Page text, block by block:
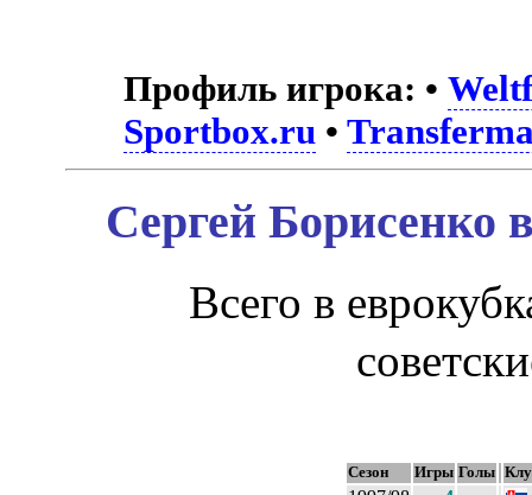
Профиль игрока: •
Sportbox.ru •
Сергей Борисенко
Всего в
Сезон Игры Голы